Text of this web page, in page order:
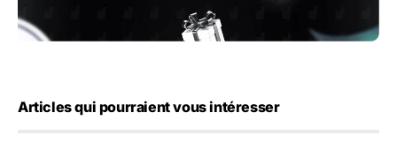
Articles qui pourraient vous intéresser